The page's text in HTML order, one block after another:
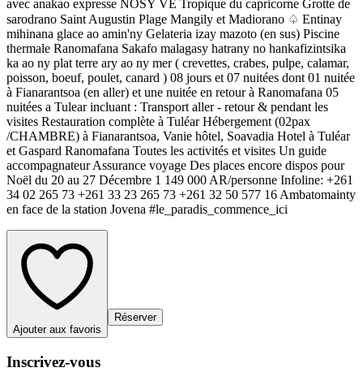
avec anakao expresse NOSY VE Tropique du capricorne Grotte de
sarodrano Saint Augustin Plage Mangily et Madiorano ♤ Entinay
mihinana glace ao amin'ny Gelateria izay mazoto (en sus) Piscine
thermale Ranomafana Sakafo malagasy hatrany no hankafizintsika
ka ao ny plat terre ary ao ny mer ( crevettes, crabes, pulpe, calamar,
poisson, boeuf, poulet, canard ) 08 jours et 07 nuitées dont 01 nuitée
à Fianarantsoa (en aller) et une nuitée en retour à Ranomafana 05
nuitées a Tulear incluant : Transport aller - retour & pendant les
visites Restauration complète à Tuléar Hébergement (02pax
/CHAMBRE) à Fianarantsoa, Vanie hôtel, Soavadia Hotel à Tuléar
et Gaspard Ranomafana Toutes les activités et visites Un guide
accompagnateur Assurance voyage Des places encore dispos pour
Noël du 20 au 27 Décembre 1 149 000 AR/personne Infoline: +261
34 02 265 73 +261 33 23 265 73 +261 32 50 577 16 Ambatomainty
en face de la station Jovena #le_paradis_commence_ici
Ajouter aux favoris
Réserver
Inscrivez-vous